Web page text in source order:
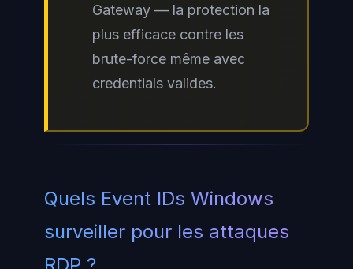
Gateway — la protection la
plus efficace contre les
brute-force même avec
credentials valides.
Quels Event IDs Windows
surveiller pour les attaques
RDP ?